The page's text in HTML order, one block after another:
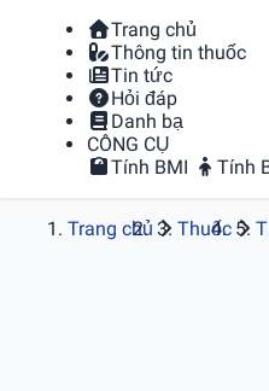
Trang chủ
Thông tin thuốc
Tin tức
Hỏi đáp
Danh bạ
CÔNG CỤ
Tính BMI
Tính
Trang chủ Thuốc